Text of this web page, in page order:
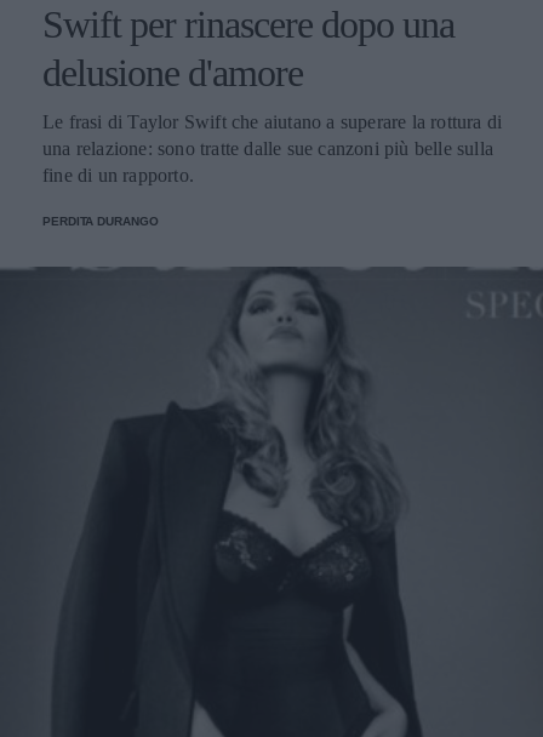
Swift per rinascere dopo una
delusione d'amore
Le frasi di Taylor Swift che aiutano a superare la rottura di
una relazione: sono tratte dalle sue canzoni più belle sulla
fine di un rapporto.
PERDITA DURANGO